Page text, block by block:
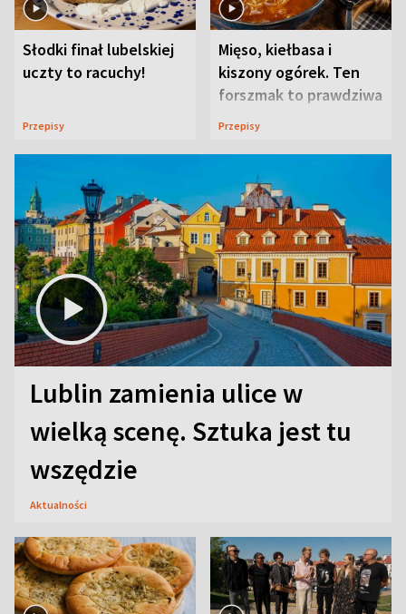
Słodki finał lubelskiej
uczty to racuchy!
Przepisy
Mięso, kiełbasa i
kiszony ogórek. Ten
forszmak to prawdziwa
uczta
Przepisy
Lublin zamienia ulice w
wielką scenę. Sztuka jest tu
wszędzie
Aktualności